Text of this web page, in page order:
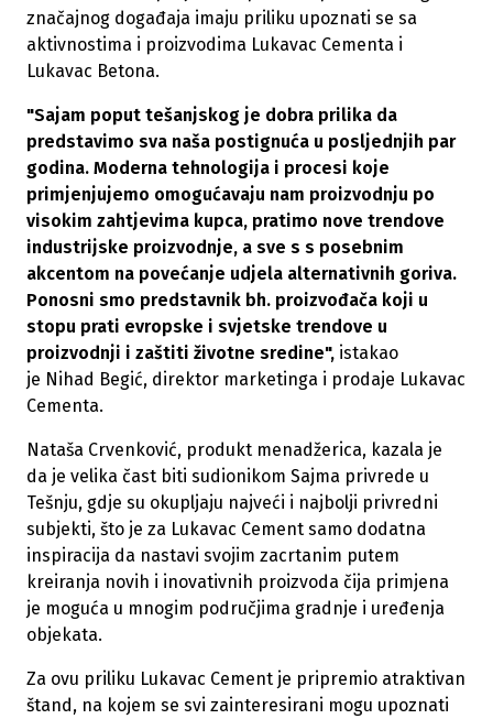
značajnog događaja imaju priliku upoznati se sa
aktivnostima i proizvodima Lukavac Cementa i
Lukavac Betona.
"Sajam poput tešanjskog je dobra prilika da
predstavimo sva naša postignuća u posljednjih par
godina. Moderna tehnologija i procesi koje
primjenjujemo omogućavaju nam proizvodnju po
visokim zahtjevima kupca, pratimo nove trendove
industrijske proizvodnje, a sve s s posebnim
akcentom na povećanje udjela alternativnih goriva.
Ponosni smo predstavnik bh. proizvođača koji u
stopu prati evropske i svjetske trendove u
proizvodnji i zaštiti životne sredine", istakao
je Nihad Begić, direktor marketinga i prodaje Lukavac
Cementa.
Nataša Crvenković, produkt menadžerica, kazala je
da je velika čast biti sudionikom Sajma privrede u
Tešnju, gdje su okupljaju najveći i najbolji privredni
subjekti, što je za Lukavac Cement samo dodatna
inspiracija da nastavi svojim zacrtanim putem
kreiranja novih i inovativnih proizvoda čija primjena
je moguća u mnogim područjima gradnje i uređenja
objekata.
Za ovu priliku Lukavac Cement je pripremio atraktivan
štand, na kojem se svi zainteresirani mogu upoznati